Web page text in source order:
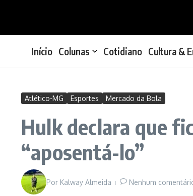
Início Colunas Cotidiano Cultura &
Atlético-MG Esportes Mercado da Bola
Hulk declara que
“aposentá-lo”
Por Kalway Almeida Nenhum